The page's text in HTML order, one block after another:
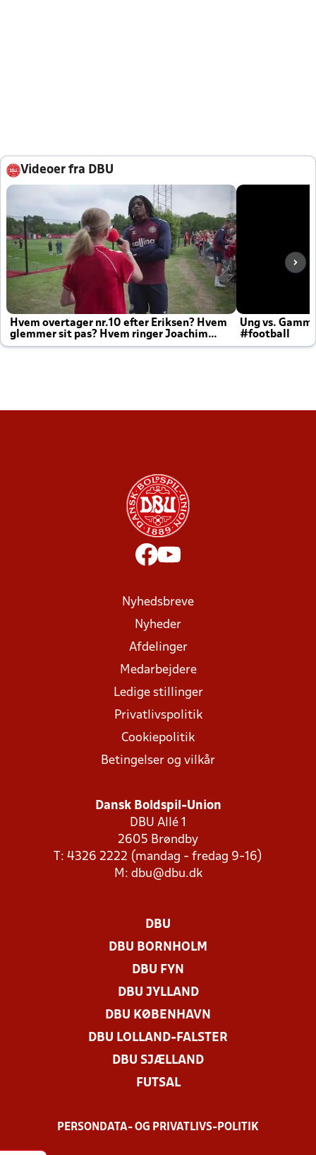
Videoer fra DBU
Hvem overtager nr.10 efter Eriksen? Hvem
glemmer sit pas? Hvem ringer Joachim
altid til efter kampe?
Ung vs.
#football
Nyhedsbreve
Nyheder
Afdelinger
Medarbejdere
Ledige stillinger
Privatlivspolitik
Cookiepolitik
Betingelser og vilkår
Dansk Boldspil-Union
DBU Allé 1
2605 Brøndby
T: 4326 2222 (mandag - fredag 9-16)
M: dbu@dbu.dk
DBU
DBU BORNHOLM
DBU FYN
DBU JYLLAND
DBU KØBENHAVN
DBU LOLLAND-FALSTER
DBU SJÆLLAND
FUTSAL
PERSONDATA- OG PRIVATLIVS-POLITIK